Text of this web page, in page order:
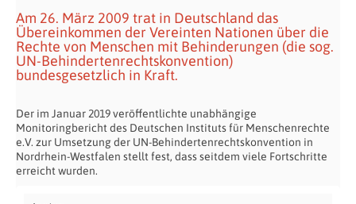
Am 26. März 2009 trat in Deutschland das
Übereinkommen der Vereinten Nationen über die
Rechte von Menschen mit Behinderungen (die sog.
UN-Behindertenrechtskonvention)
bundesgesetzlich in Kraft.
Der im Januar 2019 veröffentlichte unabhängige
Monitoringbericht des Deutschen Instituts für Menschenrechte
e.V. zur Umsetzung der UN-Behindertenrechtskonvention in
Nordrhein-Westfalen stellt fest, dass seitdem viele Fortschritte
erreicht wurden.